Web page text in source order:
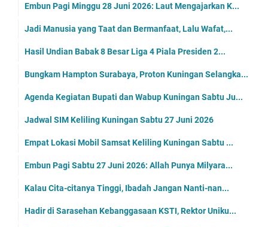
Embun Pagi Minggu 28 Juni 2026: Laut Mengajarkan K...
Jadi Manusia yang Taat dan Bermanfaat, Lalu Wafat,...
Hasil Undian Babak 8 Besar Liga 4 Piala Presiden 2...
Bungkam Hampton Surabaya, Proton Kuningan Selangka...
Agenda Kegiatan Bupati dan Wabup Kuningan Sabtu Ju...
Jadwal SIM Keliling Kuningan Sabtu 27 Juni 2026
Empat Lokasi Mobil Samsat Keliling Kuningan Sabtu ...
Embun Pagi Sabtu 27 Juni 2026: Allah Punya Milyara...
Kalau Cita-citanya Tinggi, Ibadah Jangan Nanti-nan...
Hadir di Sarasehan Kebanggasaan KSTI, Rektor Uniku...